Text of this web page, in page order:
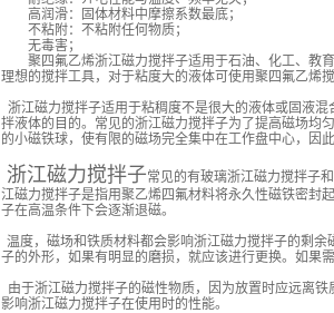
高润滑：固体材料中摩擦系数最底；
不粘附：不粘附任何物质；
无毒害；
聚四氟乙烯浙江磁力搅拌子适用于石油、化工、教育
理想的搅拌工具，对于粘度大的液体可使用聚四氟乙烯搅
浙江磁力搅拌子适用于粘稠度不是很大的液体或固液
拌液体的目的。常见的浙江磁力搅拌子为了提高磁场均
的小磁铁球，使有限的磁场完全集中在工作盘中心，因
浙江磁力搅拌子常见的有玻璃浙江磁力搅拌子
江磁力搅拌子是指用聚乙烯四氟材料将永久性磁铁密封
子在高温条件下会逐渐退磁。
温度，磁场和铁质材料都会影响浙江磁力搅拌子的剩
子的外形，如果有明显的磨损，就应该进行更换。如果
由于浙江磁力搅拌子的磁性物质，因为放置时应远离
影响浙江磁力搅拌子在使用时的性能。